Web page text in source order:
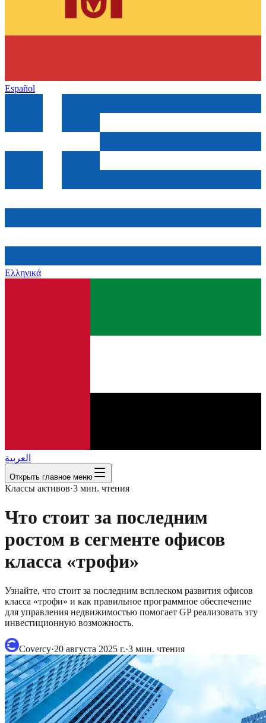
Español
Ελληνικά
العربية
Открыть главное меню
Классы активов·3 мин. чтения
Что стоит за последним
ростом в сегменте офисов
класса «трофи»
Узнайте, что стоит за последним всплеском развития офисов
класса «трофи» и как правильное программное обеспечение
для управления недвижимостью помогает GP реализовать эту
инвестиционную возможность.
Covercy·20 августа 2025 г.·3 мин. чтения